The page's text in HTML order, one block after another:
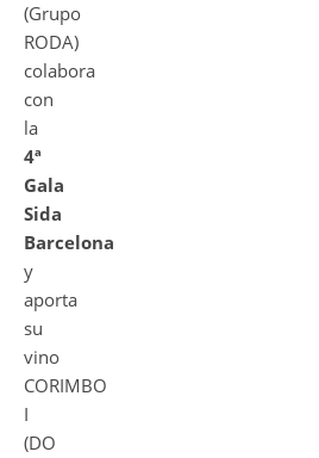
(Grupo
RODA)
colabora
con
la
4ª
Gala
Sida
Barcelona
y
aporta
su
vino
CORIMBO
I
(DO